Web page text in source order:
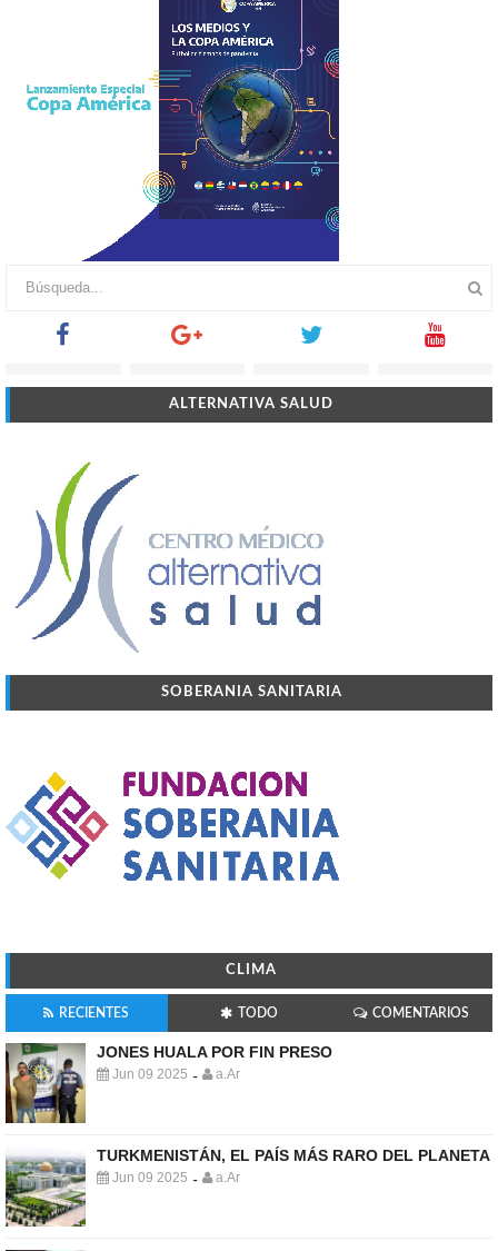
ALTERNATIVA SALUD
SOBERANIA SANITARIA
CLIMA
RECIENTES TODO COMENTARIOS
JONES HUALA POR FIN PRESO
Jun 09 2025 - a.Ar
TURKMENISTÁN, EL PAÍS MÁS RARO DEL PLANETA
Jun 09 2025 - a.Ar